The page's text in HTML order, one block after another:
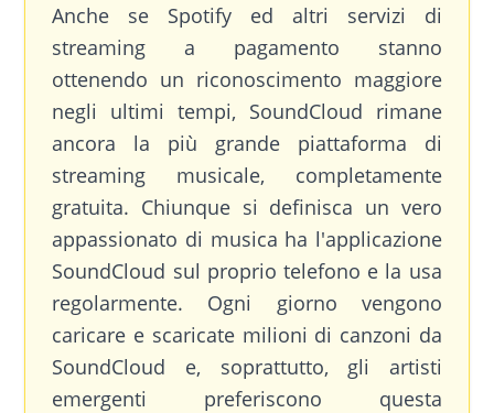
Anche se Spotify ed altri servizi di
streaming a pagamento stanno
ottenendo un riconoscimento maggiore
negli ultimi tempi, SoundCloud rimane
ancora la più grande piattaforma di
streaming musicale, completamente
gratuita. Chiunque si definisca un vero
appassionato di musica ha l'applicazione
SoundCloud sul proprio telefono e la usa
regolarmente. Ogni giorno vengono
caricare e scaricate milioni di canzoni da
SoundCloud e, soprattutto, gli artisti
emergenti preferiscono questa